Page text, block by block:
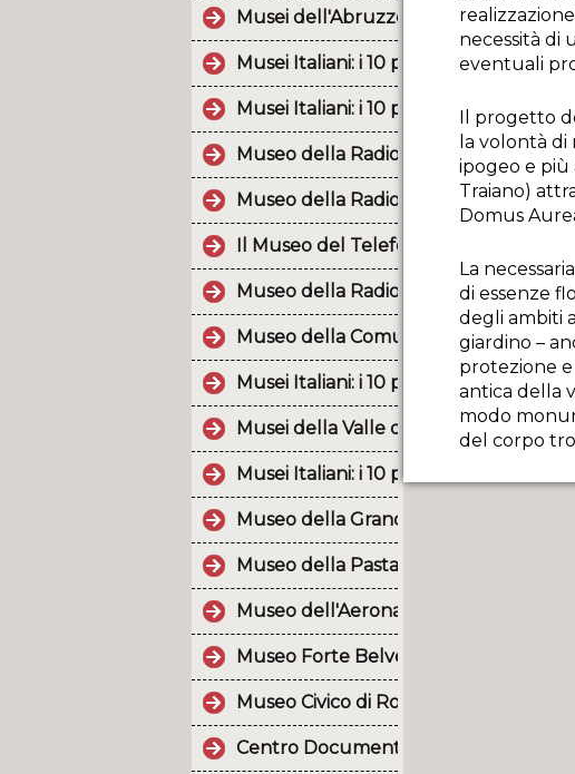
Musei dell'Abruzzo (2a parte).
Musei Italiani: i 10 post più popolari
Musei Italiani: i 10 post più popolari
Museo della Radio e della Televisione.
Museo della Radio d'Epoca
Il Museo del Telefono raccoglie e
Museo della Radio di Tuglie.
Museo della Comunicazione "Voci
Musei Italiani: i 10 post più popolari
Musei della Valle d'Aosta
Musei Italiani: i 10 post più popolari del
Museo della Grande Guerra 1914-1918
Museo della Pasta
Museo dell'Aeronautica Gianni Caproni
Museo Forte Belvedere
Museo Civico di Rovereto
Centro Documentazione Luserna
necessità di
eventuali
Il progetto
la volontà
ipogeo e
Traiano)
Domus
La
di essenze
degli ambiti
giardino –
protezione
antica della
modo
del corpo